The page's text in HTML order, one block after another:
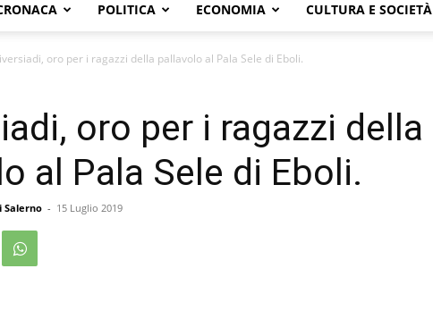
POLITICA ECONOMIA CULTURA E SOCIETÀ
oro per i ragazzi della pallavolo al Pala Sele di Eboli.
oro per i ragazzi della
al Pala Sele di Eboli.
Salerno - 15 Luglio 2019